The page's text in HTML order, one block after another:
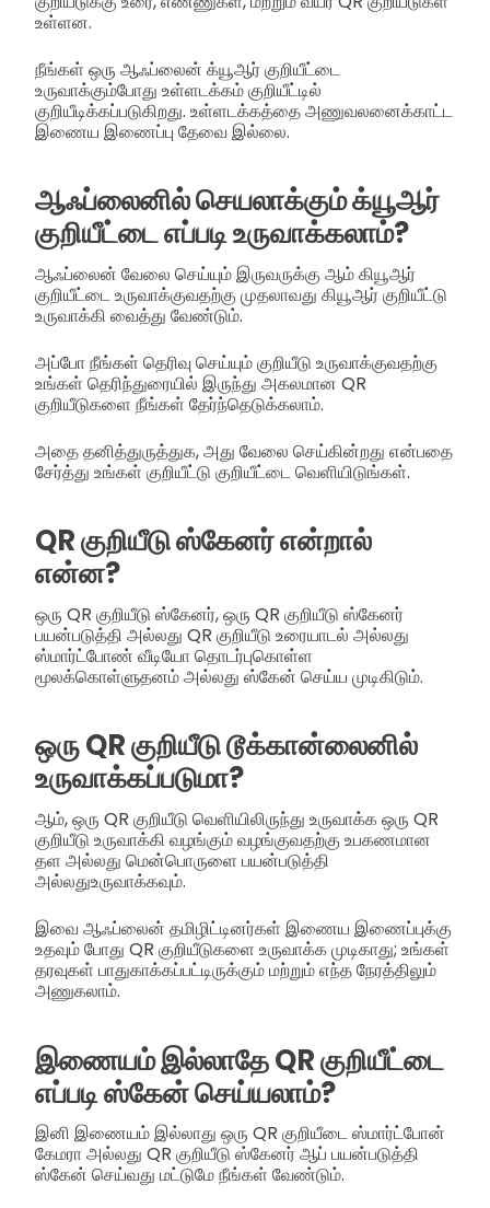
உள்ளன.
நீங்கள் ஒரு ஆஃப்லைன் க்யூஆர் குறியீட்டை
உருவாக்கும்போது உள்ளடக்கம் குறியீட்டில்
குறியீடிக்கப்படுகிறது. உள்ளடக்கத்தை அணுவலனைக்காட்ட
இணைய இணைப்பு தேவை இல்லை.
ஆஃப்லைனில் செயலாக்கும் க்யூஆர்
குறியீட்டை எப்படி உருவாக்கலாம்?
ஆஃப்லைன் வேலை செய்யும் இருவருக்கு ஆம் கியூஆர்
குறியீட்டை உருவாக்குவதற்கு முதலாவது கியூஆர் குறியீட்டு
உருவாக்கி வைத்து வேண்டும்.
அப்போ நீங்கள் தெரிவு செய்யும் குறியீடு உருவாக்குவதற்கு
உங்கள் தெரிந்துரையில் இருந்து அகலமான QR
குறியீடுகளை நீங்கள் தேர்ந்தெடுக்கலாம்.
அதை தனித்துருத்துக, அது வேலை செய்கின்றது என்பதை
சேர்த்து உங்கள் குறியீட்டு குறியீட்டை வெளியிடுங்கள்.
QR குறியீடு ஸ்கேனர் என்றால்
என்ன?
ஒரு QR குறியீடு ஸ்கேனர், ஒரு QR குறியீடு ஸ்கேனர்
பயன்படுத்தி அல்லது QR குறியீடு உரையாடல் அல்லது
ஸ்மார்ட்போண் வீடியோ தொடர்புகொள்ள
மூலக்கொள்ளுதனம் அல்லது ஸ்கேன் செய்ய முடிகிடும்.
ஒரு QR குறியீடு டூக்கான்லைனில்
உருவாக்கப்படுமா?
ஆம், ஒரு QR குறியீடு வெளியிலிருந்து உருவாக்க ஒரு QR
குறியீடு உருவாக்கி வழங்கும் வழங்குவதற்கு உபகணமான
தள அல்லது மென்பொருளை பயன்படுத்தி
அல்லதுஉருவாக்கவும்.
இவை ஆஃப்லைன் தமிழிட்டினர்கள் இணைய இணைப்புக்கு
உதவும் போது QR குறியீடுகளை உருவாக்க முடிகாது; உங்கள்
தரவுகள் பாதுகாக்கப்பட்டிருக்கும் மற்றும் எந்த நேரத்திலும்
அணுகலாம்.
இணையம் இல்லாதே QR குறியீட்டை
எப்படி ஸ்கேன் செய்யலாம்?
இனி இணையம் இல்லாது ஒரு QR குறியீடை ஸ்மார்ட்போன்
கேமரா அல்லது QR குறியீடு ஸ்கேனர் ஆப் பயன்படுத்தி
ஸ்கேன் செய்வது மட்டுமே நீங்கள் வேண்டும்.